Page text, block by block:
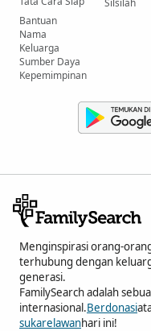
Bantuan
Nama
Keluarga
Sumber Daya
Kepemimpinan
Silsilah
Menginspirasi orang-
terhubung dengan
generasi.
FamilySearch adalah
internasional.Berdonasi
sukarelawanhari ini!